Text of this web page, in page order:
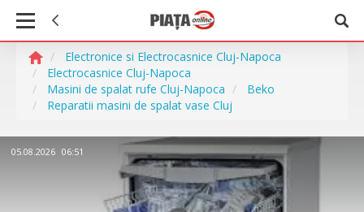
Electronice si Electrocasnice Cluj-Napoca
Electrocasnice Cluj-Napoca
Masini de spalat rufe Cluj-Napoca
Beko
Reparatii masini de spalat vase Cluj
05.08.2026 06:51